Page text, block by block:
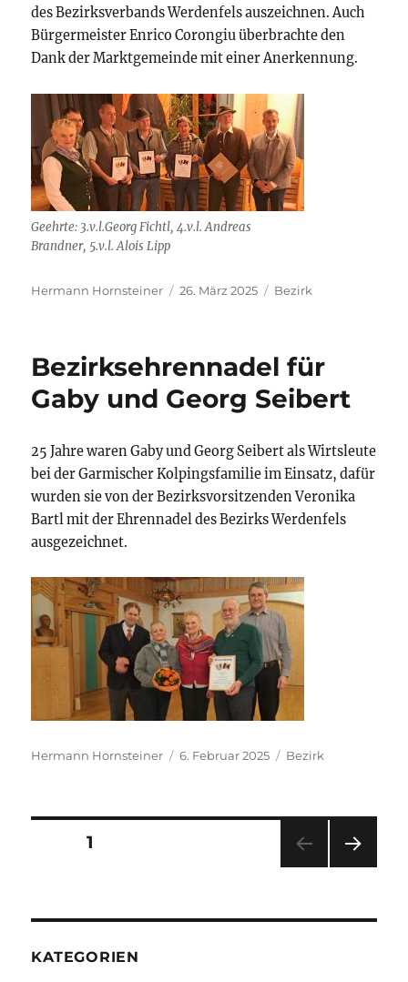
des Bezirksverbands Werdenfels auszeichnen. Auch
Bürgermeister Enrico Corongiu überbrachte den
Dank der Marktgemeinde mit einer Anerkennung.
Geehrte: 3.v.l.Georg Fichtl, 4.v.l. Andreas
Brandner, 5.v.l. Alois Lipp
Autor
Hermann Hornsteiner
Veröffentlicht
26. März 2025 Kategorien
Bezirk
Bezirksehrennadel für
Gaby und Georg Seibert
25 Jahre waren Gaby und Georg Seibert als Wirtsleute
bei der Garmischer Kolpingsfamilie im Einsatz, dafür
wurden sie von der Bezirksvorsitzenden Veronika
Bartl mit der Ehrennadel des Bezirks Werdenfels
ausgezeichnet.
Autor
Hermann Hornsteiner
Veröffentlicht
6. Februar 2025 Kategorien
Bezirk
Seitennummerierung
SEITE1
E
KATEGORIEN